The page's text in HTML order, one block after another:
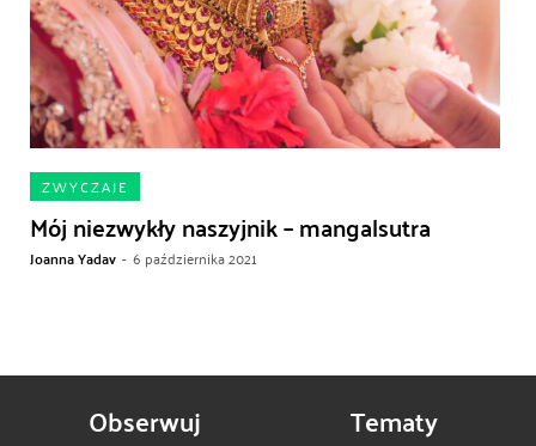
ZWYCZAJE
Mój niezwykły naszyjnik – mangalsutra
Joanna Yadav - 6 października 2021
Obserwuj Tematy